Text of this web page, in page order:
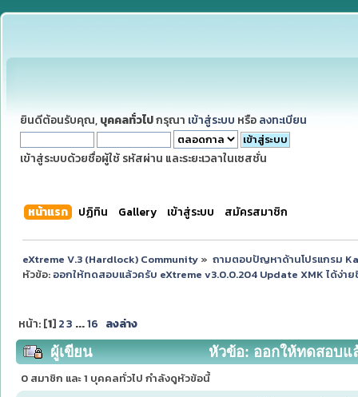
ยินดีต้อนรับคุณ, บุคคลทั่วไปกรุณา เข้าสู่ระบบ หรือ ลงทะเบียน
เข้าสู่ระบบด้วยชื่อผู้ใช้ รหัสผ่าน และระยะเวลาในเซสชั่น
หน้าแรก ปฏิทิน Gallery เข้าสู่ระบบ สมัครสมาชิก
eXtreme V.3 (Hardlock) Community» ถามตอบปัญหาด้านโปรแกรม
หัวข้อ: ออกให้ทดสอบแล้วครับ eXtreme v3.0.0.204 Update XMK ได้ง่า
หน้า: [1] 23 ...16 ลงล่าง
ผู้เขียน
หัวข้อ: ออกให้ทดสอบแล้
11 06.30) (อ่าน 316335 ครั้ง)
0 สมาชิก และ 1 บุคคลทั่วไป กำลังดูหัวข้อนี้